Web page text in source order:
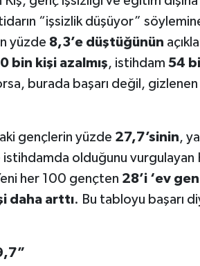
“işsizlik düşüyor”
yüzde 8,3’e düştüğünün
bin kişi azalmış, istihdam 54
burada başarı değil,
gençlerin yüzde 27,7’sinin,
olduğunu vurgulayan
her 100 gençten 28’i ‘ev
daha arttı. Bu tabloyu başarı